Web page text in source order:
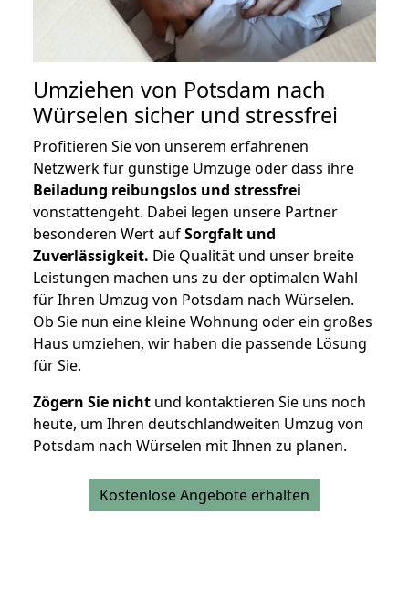
Umziehen von Potsdam nach
Würselen sicher und stressfrei
Profitieren Sie von unserem erfahrenen
Netzwerk für günstige Umzüge oder dass ihre
Beiladung reibungslos und stressfrei
vonstattengeht. Dabei legen unsere Partner
besonderen Wert aufSorgfalt und
Zuverlässigkeit. Die Qualität und unser breite
Leistungen machen uns zu der optimalen Wahl
für Ihren Umzug von Potsdam nach Würselen.
Ob Sie nun eine kleine Wohnung oder ein großes
Haus umziehen, wir haben die passende Lösung
für Sie.
Zögern Sie nicht und kontaktieren Sie uns noch
heute, um Ihren deutschlandweiten Umzug von
Potsdam nach Würselen mit Ihnen zu planen.
Kostenlose Angebote erhalten